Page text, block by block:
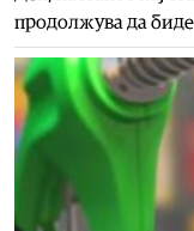
продолжува да биде